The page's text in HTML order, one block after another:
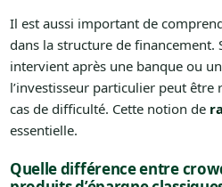
Il est aussi important de
dans la structure de financement.
intervient après une banque ou
l’investisseur particulier peut
cas de difficulté. Cette notion de
essentielle.
Quelle différence entre